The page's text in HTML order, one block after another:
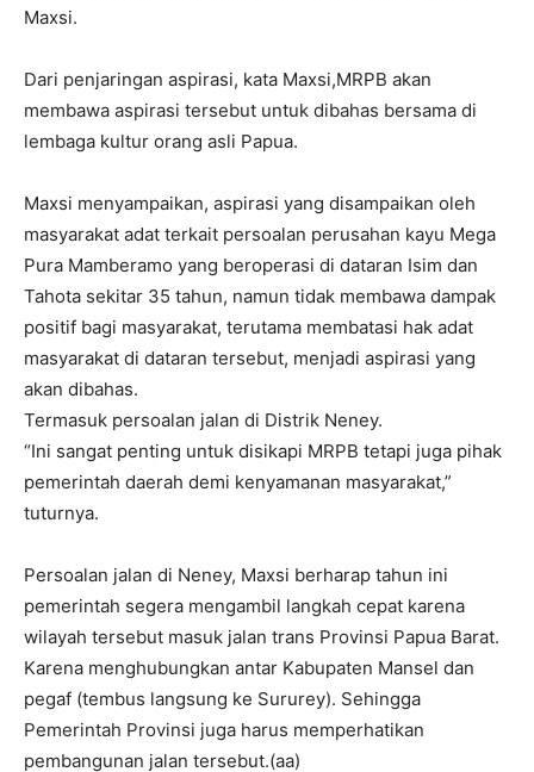
Maxsi.
Dari penjaringan aspirasi, kata Maxsi,MRPB akan
membawa aspirasi tersebut untuk dibahas bersama di
lembaga kultur orang asli Papua.
Maxsi menyampaikan, aspirasi yang disampaikan oleh
masyarakat adat terkait persoalan perusahan kayu Mega
Pura Mamberamo yang beroperasi di dataran Isim dan
Tahota sekitar 35 tahun, namun tidak membawa dampak
positif bagi masyarakat, terutama membatasi hak adat
masyarakat di dataran tersebut, menjadi aspirasi yang
akan dibahas.
Termasuk persoalan jalan di Distrik Neney.
“Ini sangat penting untuk disikapi MRPB tetapi juga pihak
pemerintah daerah demi kenyamanan masyarakat,”
tuturnya.
Persoalan jalan di Neney, Maxsi berharap tahun ini
pemerintah segera mengambil langkah cepat karena
wilayah tersebut masuk jalan trans Provinsi Papua Barat.
Karena menghubungkan antar Kabupaten Mansel dan
pegaf (tembus langsung ke Sururey). Sehingga
Pemerintah Provinsi juga harus memperhatikan
pembangunan jalan tersebut.(aa)